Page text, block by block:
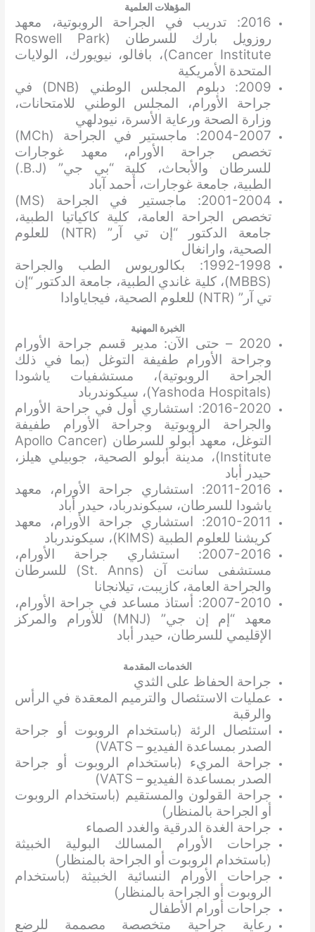
المؤهلات العلمية
2016: تدريب في الجراحة الروبوتية، معهد
روزويل بارك للسرطان (Roswell Park
Cancer Institute)، بافالو، نيويورك، الولايات
المتحدة الأمريكية
2009: دبلوم المجلس الوطني (DNB) في
جراحة الأورام، المجلس الوطني للامتحانات،
وزارة الصحة ورعاية الأسرة، نيودلهي
2004-2007: ماجستير في الجراحة (MCh)
تخصص جراحة الأورام، معهد غوجارات
للسرطان والأبحاث، كلية “بي جي” (B.J.)
الطبية، جامعة غوجارات، أحمد آباد
2001-2004: ماجستير في الجراحة (MS)
تخصص الجراحة العامة، كلية كاكياتيا الطبية،
جامعة الدكتور “إن تي آر” (NTR) للعلوم
الصحية، وارانغال
1992-1998: بكالوريوس الطب والجراحة
(MBBS)، كلية غاندي الطبية، جامعة الدكتور “إن
تي آر” (NTR) للعلوم الصحية، فيجاياوادا
الخبرة المهنية
2020 – حتى الآن: مدير قسم جراحة الأورام
وجراحة الأورام طفيفة التوغل (بما في ذلك
الجراحة الروبوتية)، مستشفيات ياشودا
(Yashoda Hospitals)، سيكوندرباد
2016-2020: استشاري أول في جراحة الأورام
والجراحة الروبوتية وجراحة الأورام طفيفة
التوغل، معهد أبولو للسرطان (Apollo Cancer
Institute)، مدينة أبولو الصحية، جوبيلي هيلز،
حيدر أباد
2011-2016: استشاري جراحة الأورام، معهد
ياشودا للسرطان، سيكوندرباد، حيدر أباد
2010-2011: استشاري جراحة الأورام، معهد
كريشنا للعلوم الطبية (KIMS)، سيكوندرباد
2007-2016: استشاري جراحة الأورام،
مستشفى سانت آن (St. Anns) للسرطان
والجراحة العامة، كازيبت، تيلانجانا
2007-2010: أستاذ مساعد في جراحة الأورام،
معهد “إم إن جي” (MNJ) للأورام والمركز
الإقليمي للسرطان، حيدر أباد
الخدمات المقدمة
جراحة الحفاظ على الثدي
عمليات الاستئصال والترميم المعقدة في الرأس
والرقبة
استئصال الرئة (باستخدام الروبوت أو جراحة
الصدر بمساعدة الفيديو – VATS)
جراحة المريء (باستخدام الروبوت أو جراحة
الصدر بمساعدة الفيديو – VATS)
جراحة القولون والمستقيم (باستخدام الروبوت
أو الجراحة بالمنظار)
جراحة الغدة الدرقية والغدد الصماء
جراحات الأورام المسالك البولية الخبيثة
(باستخدام الروبوت أو الجراحة بالمنظار)
جراحات الأورام النسائية الخبيثة (باستخدام
الروبوت أو الجراحة بالمنظار)
جراحات أورام الأطفال
رعاية جراحية متخصصة مصممة للرضع